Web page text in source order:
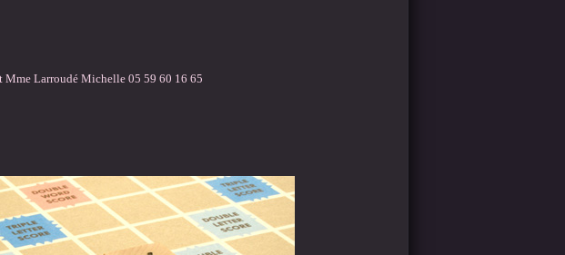
Mme Larroudé Michelle 05 59 60 16 65